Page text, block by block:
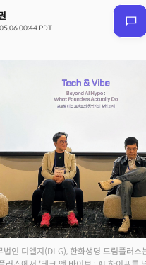
00:44 PDT
법인 디엘지(DLG), 한화생명 드림플러